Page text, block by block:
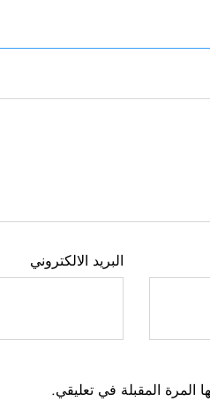
البريد الالكتروني
المرة المقبلة في تعليقي.